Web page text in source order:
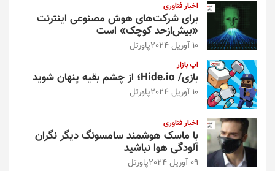
اخبار فناوری
برای شرکت‌های هوش مصنوعی اینترنت
«بیش‌از‌حد کوچک» است
10 آوریل 2024 پاورتل
اپ بازار
بازی/ Hide.io؛ از چشم بقیه پنهان شوید
10 آوریل 2024 پاورتل
اخبار فناوری
با ماسک هوشمند سامسونگ دیگر نگران
آلودگی هوا نباشید
09 آوریل 2024 پاورتل